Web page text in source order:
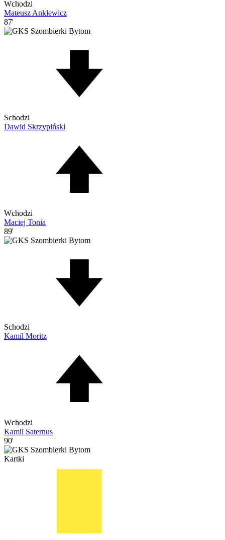
Wchodzi
Mateusz Anklewicz
87'
Schodzi
Dawid Skrzypiński
Wchodzi
Maciej Tonia
89'
Schodzi
Kamil Moritz
Wchodzi
Kamil Saternus
90'
Kartki